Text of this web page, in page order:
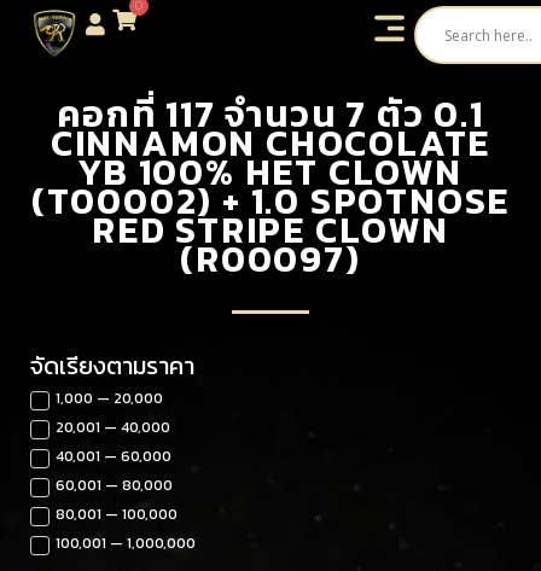
0
คอกที่ 117 จำนวน 7 ตัว 0.1
CINNAMON CHOCOLATE
YB 100% HET CLOWN
(T00002) + 1.0 SPOTNOSE
RED STRIPE CLOWN
(R00097)
จัดเรียงตามราคา
1,000 — 20,000
20,001 — 40,000
40,001 — 60,000
60,001 — 80,000
80,001 — 100,000
100,001 — 1,000,000